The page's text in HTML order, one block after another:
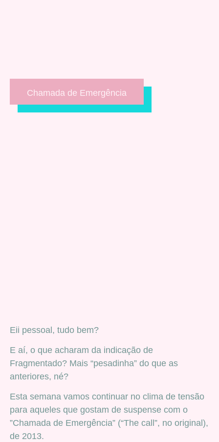
Chamada de Emergência
Eii pessoal, tudo bem?
E aí, o que acharam da indicação de
Fragmentado? Mais “pesadinha” do que as
anteriores, né?
Esta semana vamos continuar no clima de tensão
para aqueles que gostam de suspense com o
”Chamada de Emergência” (“The call”, no original),
de 2013.